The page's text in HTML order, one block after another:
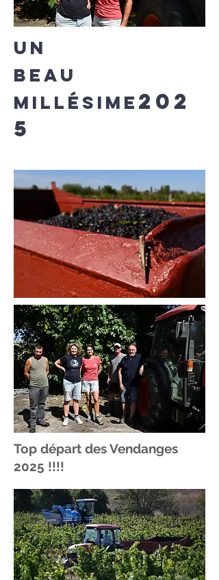
Un
Beau
millésime 202
5
Top départ des Vendanges
2025 !!!!